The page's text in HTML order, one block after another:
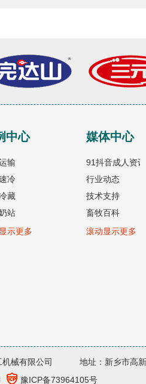
中心
输
冷
藏
站
示更多
媒体中心
91抖音成人资讯
行业动态
技术支持
畜牧百科
乳业百科
滚动显示更多
械有限公司
地址：新乡市
豫ICP备73964105号